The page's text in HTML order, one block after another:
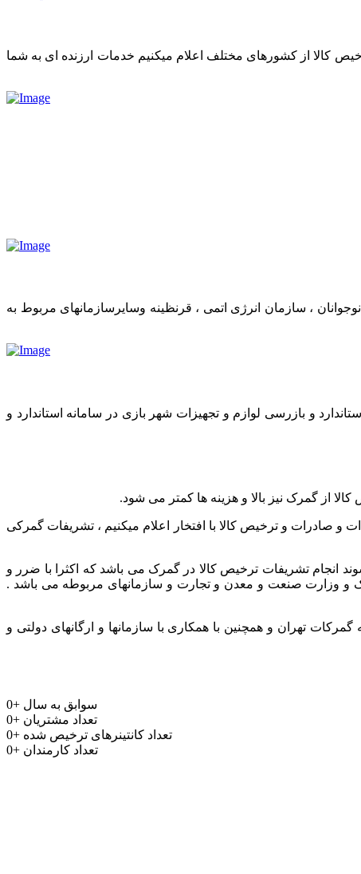
کالا از کشورهای مختلف اعلام میکنیم خدمات ارزنده ای به شما
، سازمان انرژی اتمی ، قرنظینه وسایرسازمانهای مربوط به
و بازرسی لوازم و تجهیزات شهر بازی در سامانه استاندارد و
از گمرک نیز بالا و هزینه ها کمتر می شود.
و باتجربه جهت واردات و صادرات و ترخیص کالا با افتخار اعلام میکنیم ، تشریفات گمرکی
انجام تشریفات ترخیص کالا در گمرک می باشد که اکثرا با ضرر و
و وزارت صنعت و معدن و تجارت و سازمانهای مربوطه می باشد .
تهران و همچنین با همکاری با سازمانها و ارگانهای دولتی و
0+ سوابق به سال
0+ تعداد مشتریان
0+ تعداد کانتینرهای ترخیص شده
0+ تعداد کارمندان